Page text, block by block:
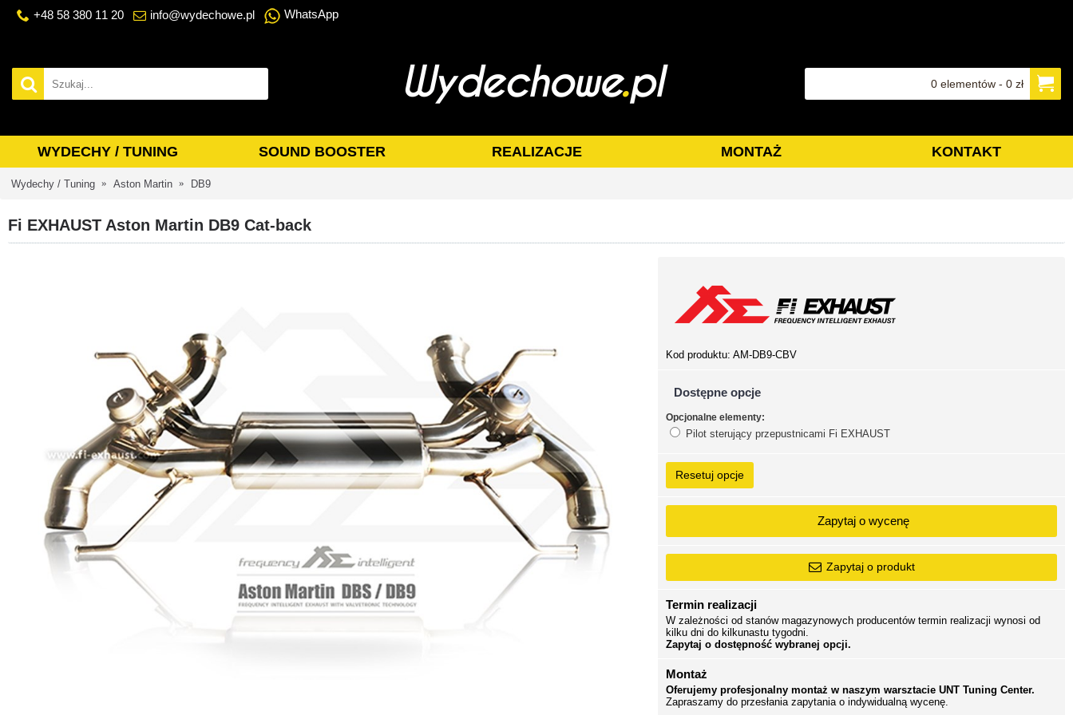
+48 58 380 11 20 info@wydechowe.pl WhatsApp
0 elementów - 0 zł
WYDECHY / TUNING SOUND BOOSTER REALIZACJE MONTAŻ KONTAKT
Wydechy / Tuning Aston Martin DB9
Fi EXHAUST Aston Martin DB9 Cat-back
Kod produktu:AM-DB9-CBV
Dostępne opcje
Opcjonalne elementy:
Pilot sterujący przepustnicami Fi EXHAUST
Resetuj opcje
Zapytaj o wycenę
Zapytaj o produkt
Termin realizacji
W zależności od stanów magazynowych producentów termin realizacji wynosi od
kilku dni do kilkunastu tygodni.
Zapytaj o dostępność wybranej opcji.
Montaż
Oferujemy profesjonalny montaż w naszym warsztacie UNT Tuning Center.
Zapraszamy do przesłania zapytania o indywidualną wycenę.